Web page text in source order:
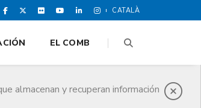
CATALÀ
almacenan y recuperan información
EL COMB